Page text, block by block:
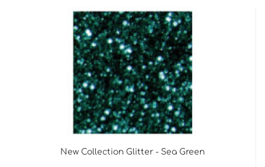
New Collection Glitter - Sea Green